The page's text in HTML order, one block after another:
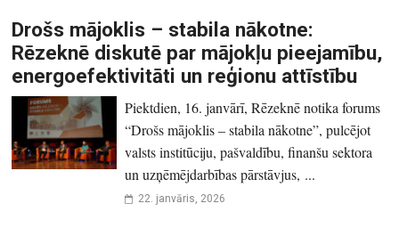
Drošs mājoklis – stabila nākotne:
Rēzeknē diskutē par mājokļu pieejamību,
energoefektivitāti un reģionu attīstību
Piektdien, 16. janvārī, Rēzeknē notika forums
“Drošs mājoklis – stabila nākotne”, pulcējot
valsts institūciju, pašvaldību, finanšu sektora
un uzņēmējdarbības pārstāvjus, ...
22. janvāris, 2026